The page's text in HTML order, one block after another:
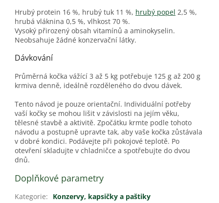
Hrubý protein 16 %, hrubý tuk 11 %, hrubý popel 2,5 %,
hrubá vláknina 0,5 %, vlhkost 70 %.
Vysoký přirozený obsah vitamínů a aminokyselin.
Neobsahuje žádné konzervační látky.
Dávkování
Průměrná kočka vážící 3 až 5 kg potřebuje 125 g až 200 g
krmiva denně, ideálně rozděleného do dvou dávek.
Tento návod je pouze orientační. Individuální potřeby
vaší kočky se mohou lišit v závislosti na jejím věku,
tělesné stavbě a aktivitě. Zpočátku krmte podle tohoto
návodu a postupně upravte tak, aby vaše kočka zůstávala
v dobré kondici. Podávejte při pokojové teplotě. Po
otevření skladujte v chladničce a spotřebujte do dvou
dnů.
Doplňkové parametry
Kategorie:
Konzervy, kapsičky a paštiky